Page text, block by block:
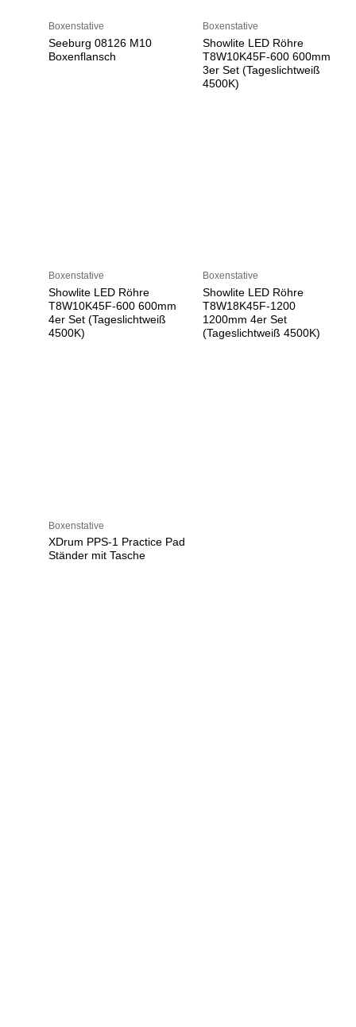
Boxenstative
Seeburg 08126 M10
Boxenflansch
Boxenstative
Showlite LED Röhre
T8W10K45F-600 600mm
3er Set (Tageslichtweiß
4500K)
Boxenstative
Showlite LED Röhre
T8W10K45F-600 600mm
4er Set (Tageslichtweiß
4500K)
Boxenstative
Showlite LED Röhre
T8W18K45F-1200
1200mm 4er Set
(Tageslichtweiß 4500K)
Boxenstative
XDrum PPS-1 Practice Pad
Ständer mit Tasche